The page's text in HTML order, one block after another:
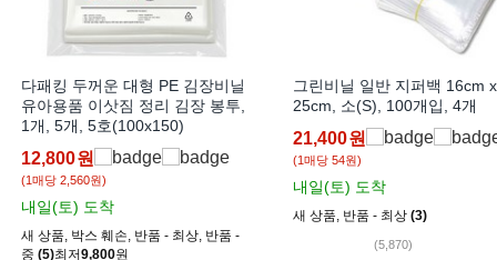
다패킹 두꺼운 대형 PE 김장비닐
유아용품 이삿짐 정리 김장 봉투,
1개, 5개, 5호(100x150)
12,800원
(1매당 2,560원)
내일(토) 도착
새 상품 박스 훼손 반품 - 최상 반품 -
중 (5)최저9,800원
그린비닐 일반 지퍼백 16cm x
25cm, 소(S), 100개입, 4개
21,400원
(1매당 54원)
내일(토) 도착
새 상품 반품 - 최상 (3)
(5,870)